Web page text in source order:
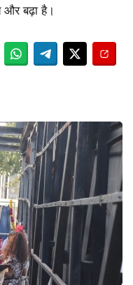
और बढ़ा है।